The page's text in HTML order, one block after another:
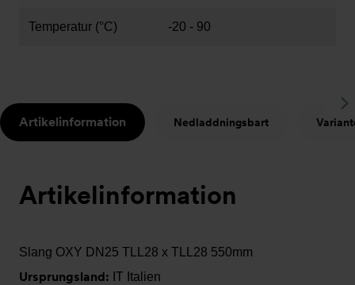
Temperatur (°C) -20 - 90
Artikelinformation Nedladdningsbart
Artikelinformation
Slang OXY DN25 TLL28 x TLL28 550mm
Ursprungsland: IT Italien